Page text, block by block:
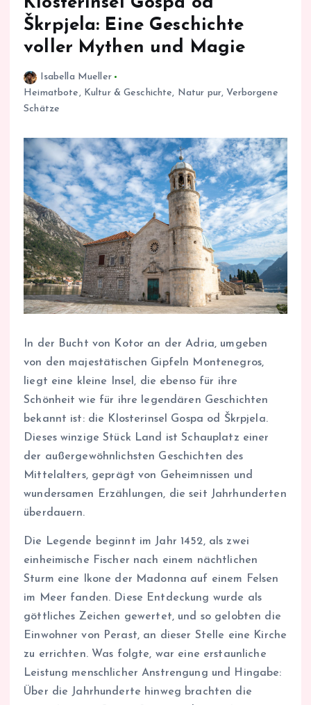
Škrpjela: Eine Geschichte
voller Mythen und Magie
Isabella Mueller
Heimatbote, Kultur & Geschichte, Natur pur, Verborgene
Schätze
In der Bucht von Kotor an der Adria, umgeben
von den majestätischen Gipfeln Montenegros,
liegt eine kleine Insel, die ebenso für ihre
Schönheit wie für ihre legendären Geschichten
bekannt ist: die Klosterinsel Gospa od Škrpjela.
Dieses winzige Stück Land ist Schauplatz einer
der außergewöhnlichsten Geschichten des
Mittelalters, geprägt von Geheimnissen und
wundersamen Erzählungen, die seit Jahrhunderten
überdauern.
Die Legende beginnt im Jahr 1452, als zwei
einheimische Fischer nach einem nächtlichen
Sturm eine Ikone der Madonna auf einem Felsen
im Meer fanden. Diese Entdeckung wurde als
göttliches Zeichen gewertet, und so gelobten die
Einwohner von Perast, an dieser Stelle eine Kirche
zu errichten. Was folgte, war eine erstaunliche
Leistung menschlicher Anstrengung und Hingabe:
Über die Jahrhunderte hinweg brachten die